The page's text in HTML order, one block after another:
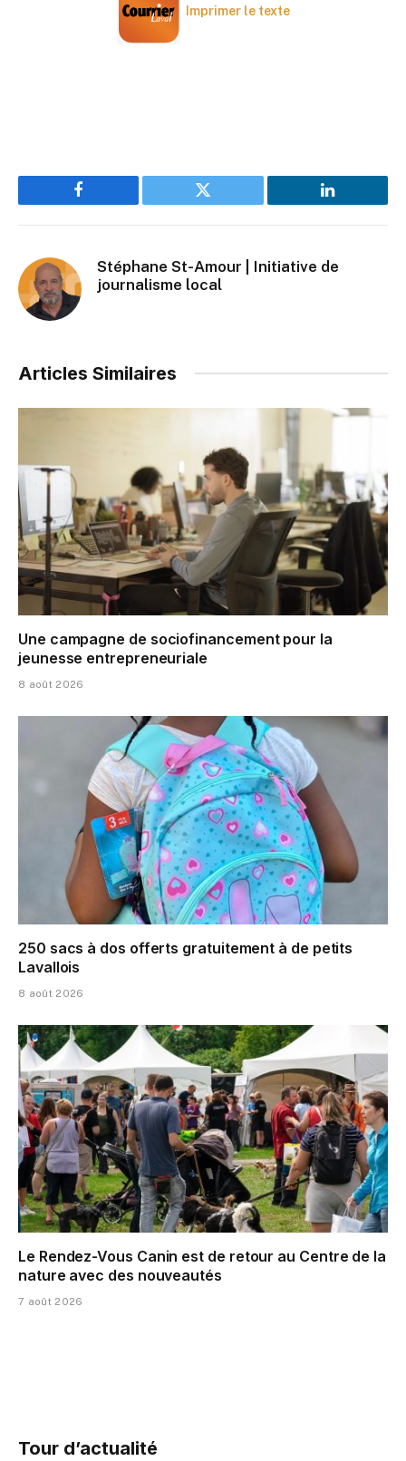
Imprimer le texte
Facebook Twitter LinkedIn
Stéphane St-Amour | Initiative de
journalisme local
Articles Similaires
Une campagne de sociofinancement pour la
jeunesse entrepreneuriale
8 août 2026
250 sacs à dos offerts gratuitement à de petits
Lavallois
8 août 2026
Le Rendez-Vous Canin est de retour au Centre de la
nature avec des nouveautés
7 août 2026
Tour d’actualité